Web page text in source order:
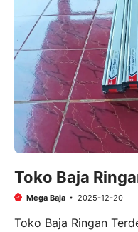
Toko Baja
Mega Baja 2025-12-20
Toko Baja Ringan